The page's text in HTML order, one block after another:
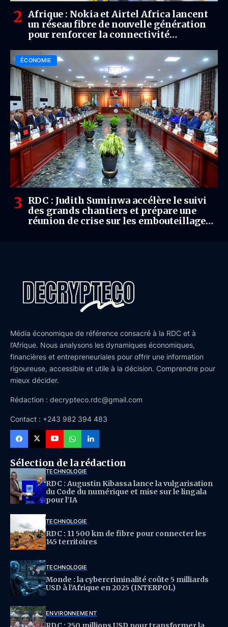
Afrique : Nokia et Airtel Africa lancent
un réseau fibre de nouvelle génération
pour renforcer la connectivité
ÉCONOMIE
RDC : Judith Suminwa accélère le suivi
des grands chantiers et prépare une
réunion de crise sur les embouteillages à
Média économique de référence consacré à la RDC et à
l’Afrique. Nous analysons les dynamiques économiques,
financières et entrepreneuriales pour offrir une information
rigoureuse, accessible et utile à la décision. Comprendre pour
mieux décider.
Rédaction : decrypteco.rdc@gmail.com
Contact : +243 982 394 483
Sélection de la rédaction
TECHNOLOGIE
RDC : Augustin Kibassa lance la vulgarisation
du Code du numérique et mise sur le lingala
pour l’IA
TECHNOLOGIE
RDC : 11 500 km de fibre pour connecter les
145 territoires
TECHNOLOGIE
Monde : la cybercriminalité coûte 5 milliards
USD à l’Afrique en 2025 (INTERPOL)
ENVIRONNEMENT